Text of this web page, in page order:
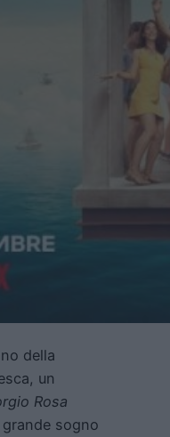
della
un
Rosa
sogno